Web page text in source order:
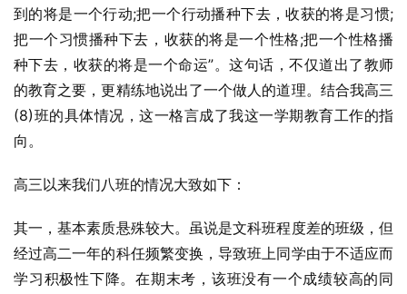
到的将是一个行动;把一个行动播种下去，收获的将是习惯;
把一个习惯播种下去，收获的将是一个性格;把一个性格播
种下去，收获的将是一个命运”。这句话，不仅道出了教师
的教育之要，更精练地说出了一个做人的道理。结合我高三
(8)班的具体情况，这一格言成了我这一学期教育工作的指
向。
高三以来我们八班的情况大致如下：
其一，基本素质悬殊较大。虽说是文科班程度差的班级，但
经过高二一年的科任频繁变换，导致班上同学由于不适应而
学习积极性下降。在期末考，该班没有一个成绩较高的同